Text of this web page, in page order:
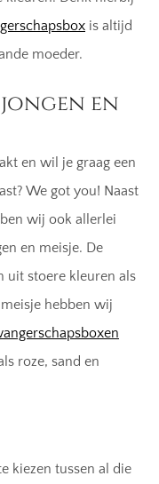
is altijd
moeder.
en
en wil je graag een
We got you! Naast
wij ook allerlei
en meisje. De
uit stoere kleuren als
hebben wij
roze, sand en
kiezen tussen al die